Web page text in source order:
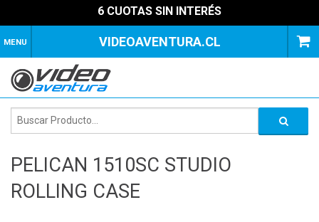
6 CUOTAS SIN INTERÉS
MENU VIDEOAVENTURA.CL
PELICAN 1510SC STUDIO
ROLLING CASE